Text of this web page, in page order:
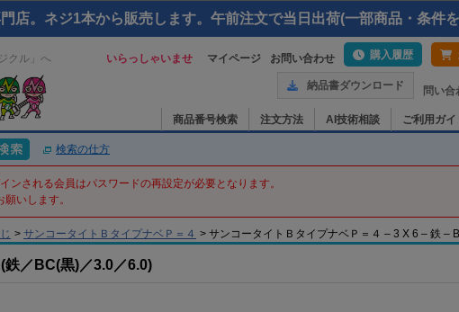
店。ネジ1本から販売します。午前注文で当日出荷(一部商品・条件
クル」へ いらっしゃいませ マイページ お問い合わせ 購入履歴
納品書ダウンロード 問い
商品番号検索 注文方法 AI技術相談 ご利用ガイ
検索の仕方
される会員はパスワードの再設定が必要となります。
いします。
> サンコータイトＢタイプナベＰ＝４ > サンコータイトＢタイプナベＰ＝４ – 3 X 6 – 鉄 –
／BC(黒)／3.0／6.0)